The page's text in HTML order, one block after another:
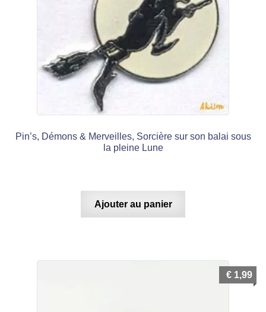
Pin’s, Démons & Merveilles, Sorcière sur son balai sous
la pleine Lune
Ajouter au panier
€ 1,99